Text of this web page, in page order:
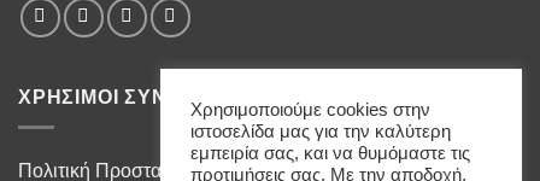
ΧΡΉΣΙΜΟΙ ΣΎΝΔΕΣΜΟΙ
Πολιτική Προστασίας Δεδομένων Προσωπικού Χαρακτήρα
Χρησιμοποιούμε cookies στην
ιστοσελίδα μας για την καλύτερη
εμπειρία σας, και να θυμόμαστε τις
προτιμήσεις σας. Με την αποδοχή,